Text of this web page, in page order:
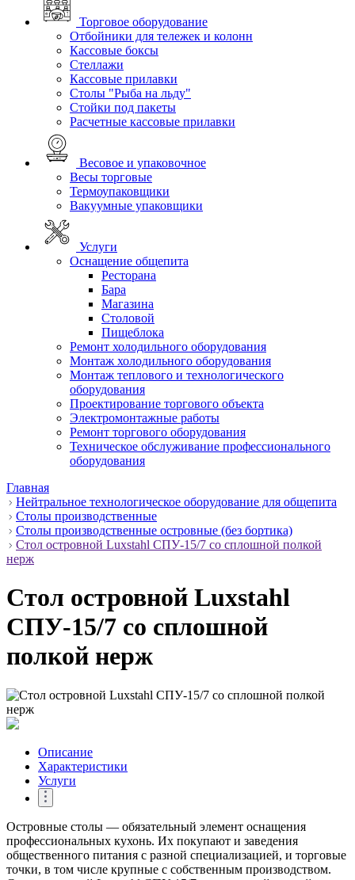
Торговое оборудование
Отбойники для тележек и колонн
Кассовые боксы
Стеллажи
Кассовые прилавки
Столы "Рыба на льду"
Стойки под пакеты
Расчетные кассовые прилавки
Весовое и упаковочное
Весы торговые
Термоупаковщики
Вакуумные упаковщики
Услуги
Оснащение общепита
Ресторана
Бара
Магазина
Столовой
Пищеблока
Ремонт холодильного оборудования
Монтаж холодильного оборудования
Монтаж теплового и технологического
оборудования
Проектирование торгового объекта
Электромонтажные работы
Ремонт торгового оборудования
Техническое обслуживание профессионального
оборудования
Главная
Нейтральное технологическое оборудование для общепита
Столы производственные
Столы производственные островные (без бортика)
Стол островной Luxstahl СПУ-15/7 со сплошной полкой
нерж
Стол островной Luxstahl
СПУ-15/7 со сплошной
полкой нерж
Описание
Характеристики
Услуги
Островные столы — обязательный элемент оснащения
профессиональных кухонь. Их покупают и заведения
общественного питания с разной специализацией, и торговые
точки, в том числе крупные с собственным производством.